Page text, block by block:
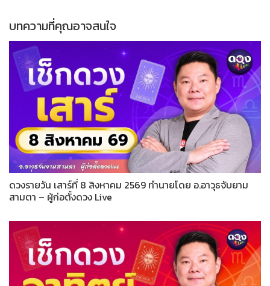
บทความที่คุณอาจสนใจ
ดวงรายวัน เสาร์ที่ 8 สิงหาคม 2569 ทำนายโดย อ.อาวุธจับยาม
สามตา – ผู้ก่อตั้งดวง Live